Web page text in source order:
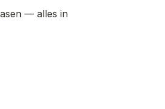
— alles in